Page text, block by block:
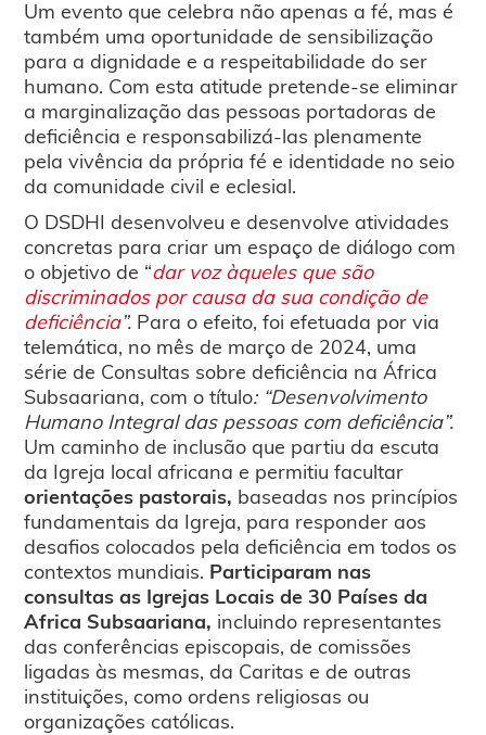
Um evento que celebra não apenas a fé, mas é
também uma oportunidade de sensibilização
para a dignidade e a respeitabilidade do ser
humano. Com esta atitude pretende-se eliminar
a marginalização das pessoas portadoras de
deficiência e responsabilizá-las plenamente
pela vivência da própria fé e identidade no seio
da comunidade civil e eclesial.
O DSDHI desenvolveu e desenvolve atividades
concretas para criar um espaço de diálogo com
o objetivo de “dar voz àqueles que são
discriminados por causa da sua condição de
deficiência”. Para o efeito, foi efetuada por via
telemática, no mês de março de 2024, uma
série de Consultas sobre deficiência na África
Subsaariana, com o título: “Desenvolvimento
Humano Integral das pessoas com deficiência”.
Um caminho de inclusão que partiu da escuta
da Igreja local africana e permitiu facultar
orientações pastorais, baseadas nos princípios
fundamentais da Igreja, para responder aos
desafios colocados pela deficiência em todos os
contextos mundiais. Participaram nas
consultas as Igrejas Locais de 30 Países da
Africa Subsaariana, incluindo representantes
das conferências episcopais, de comissões
ligadas às mesmas, da Caritas e de outras
instituições, como ordens religiosas ou
organizações católicas.